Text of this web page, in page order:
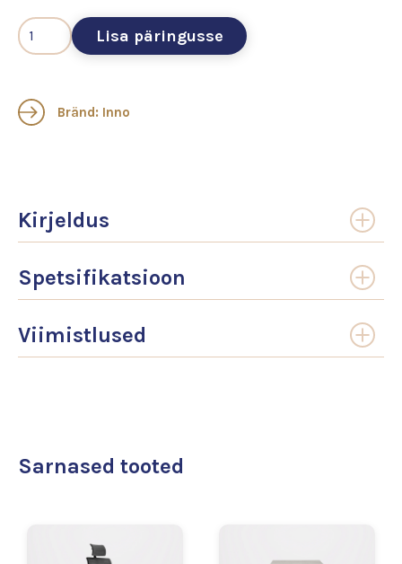
Lisa päringusse
Bränd: Inno
Kirjeldus
Spetsifikatsioon
Viimistlused
Sarnased tooted